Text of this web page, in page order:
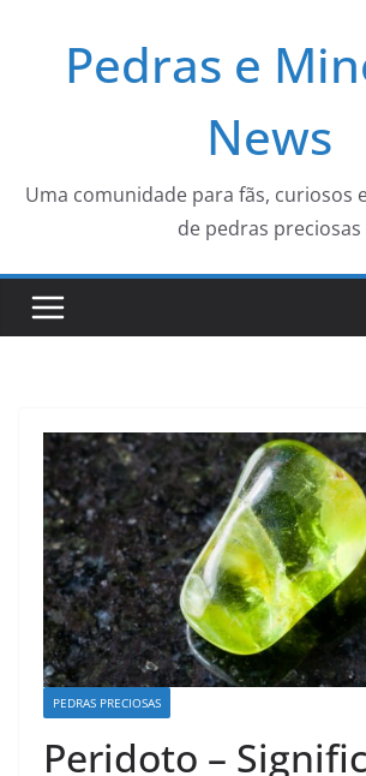
Pedras e
News
Uma comunidade para fãs, curiosos
de pedras preciosas
PEDRAS PRECIOSAS
Peridoto –